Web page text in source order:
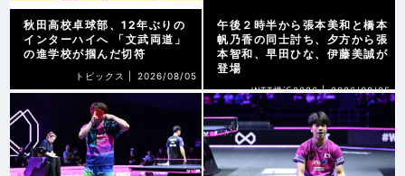
秋田高校卓球部、12年ぶりの
インターハイへ 「文武両道」
の進学校が掴んだ切符
トピックス | 2026/08/05
午後２時半から張本美和と橋本
帆乃香の同士討ち、夕方から張
本智和、早田ひな、伊藤美誠が
登場
WTT横浜2026 | 2026/08/05